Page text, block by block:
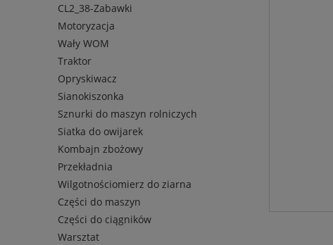
CL2_38-Zabawki
Motoryzacja
Wały WOM
Traktor
Opryskiwacz
Sianokiszonka
Sznurki do maszyn rolniczych
Siatka do owijarek
Kombajn zbożowy
Przekładnia
Wilgotnościomierz do ziarna
Części do maszyn
Części do ciągników
Warsztat